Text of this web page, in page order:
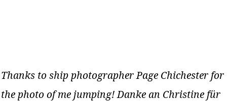
Thanks to ship photographer Page Chichester for
the photo of me jumping! Danke an Christine für